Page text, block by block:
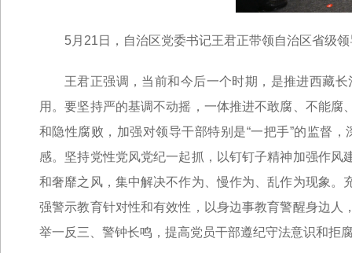
5月21日，自治区党委书记王君正带领自治区省级
王君正强调，当前和今后一个时期，是推进西藏
用。要坚持严的基调不动摇，一体推进不敢腐、不能
和隐性腐败，加强对领导干部特别是“一把手”的监督
感。坚持党性党风党纪一起抓，以钉钉子精神加强作
和奢靡之风，集中解决不作为、慢作为、乱作为现象
强警示教育针对性和有效性，以身边事教育警醒身边
举一反三、警钟长鸣，提高党员干部遵纪守法意识和拒